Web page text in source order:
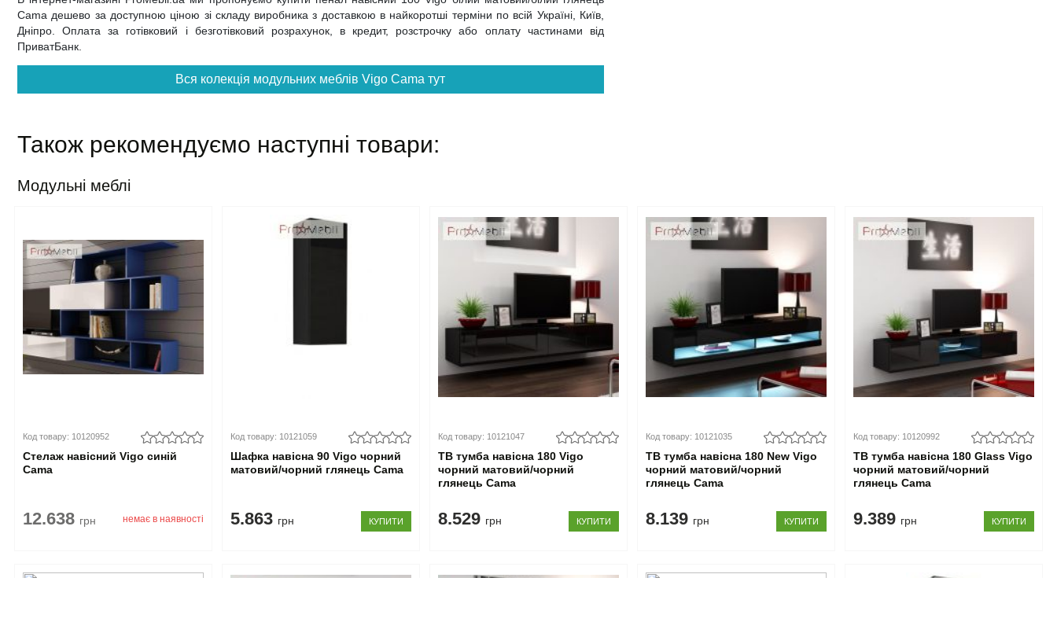
Cama дешево за доступною ціною зі складу виробника з доставкою в найкоротші терміни по всій Україні, Київ,
Дніпро. Оплата за готівковий і безготівковий розрахунок, в кредит, розстрочку або оплату частинами від
ПриватБанк.
Вся колекція модульних меблів Vigo Cama тут
Також рекомендуємо наступні товари:
Модульні меблі
Код товару: 10120952
Стелаж навісний Vigo синій
Cama
12.638 грн немає в наявності
Код товару: 10121059
Шафка навісна 90 Vigo чорний
матовий/чорний глянець Cama
5.863 грн КУПИТИ
Код товару: 10121047
ТВ тумба навісна 180 Vigo
чорний матовий/чорний
глянець Cama
8.529 грн КУПИТИ
Код товару: 10121035
ТВ тумба навісна 180 New Vigo
чорний матовий/чорний
глянець Cama
8.139 грн КУПИТИ
Код товару: 10120992
ТВ тумба навісна 180 Glass Vigo
чорний матовий/чорний
глянець Cama
9.389 грн КУПИТИ